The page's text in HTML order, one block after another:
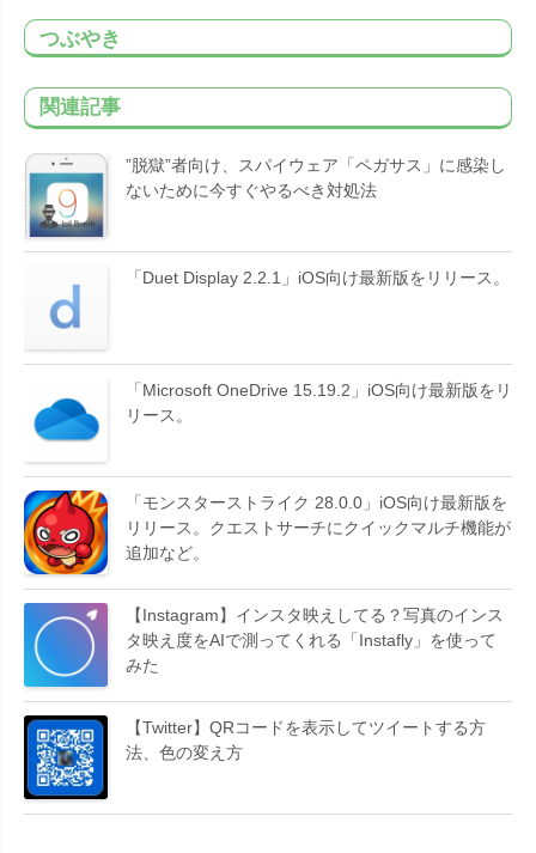
つぶやき
関連記事
”脱獄”者向け、スパイウェア「ペガサス」に感染し
ないために今すぐやるべき対処法
「Duet Display 2.2.1」iOS向け最新版をリリース。
「Microsoft OneDrive 15.19.2」iOS向け最新版をリ
リース。
「モンスターストライク 28.0.0」iOS向け最新版を
リリース。クエストサーチにクイックマルチ機能が
追加など。
【Instagram】インスタ映えしてる？写真のインス
タ映え度をAIで測ってくれる「Instafly」を使って
みた
【Twitter】QRコードを表示してツイートする方
法、色の変え方